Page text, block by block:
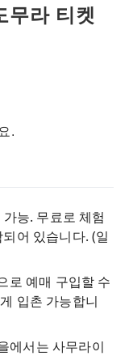
무라 티켓
.
능. 무료로 체험
어 있습니다. (일
로 예매 구입할 수
입촌 가능합니
에서는 사무라이